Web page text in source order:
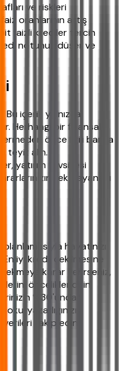
ve riskleri
oranlarının artış
faizli krediler tercih
notunuz düşer ve
Bu içerik yalnızca
Herhangi bir finansal
önce ilgili banka
teyit alın.
yatırım tavsiyesi
tek dayanağı
hayatınızı
En iyi kredi, çekilmesine
karar verirseniz,
önceliklendirin,
%30'undan
okuryazarlığınızı
verileri takip edin.